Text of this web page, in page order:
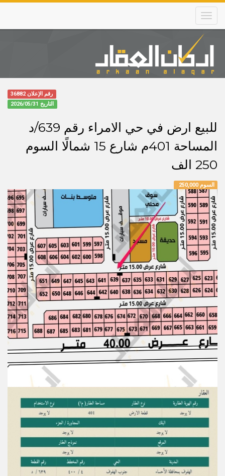
Skip
main
content
Main
navigation
رقم الإعلان 36882
التاريخ 2026/05/31
للبيع ارض في حي الامراء رقم 639/د
المساحة 401م شارع 15 شمالًا السوم
250 الف
السوم 250,000